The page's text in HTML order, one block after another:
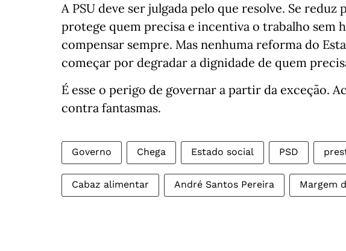
A PSU deve ser julgada pelo que resolve. Se reduz
protege quem precisa e incentiva o trabalho sem
compensar sempre. Mas nenhuma reforma do
começar por degradar a dignidade de quem
É esse o perigo de governar a partir da exceção.
contra fantasmas.
Governo Chega Estado social PSD
Cabaz alimentar André Santos Pereira Margem